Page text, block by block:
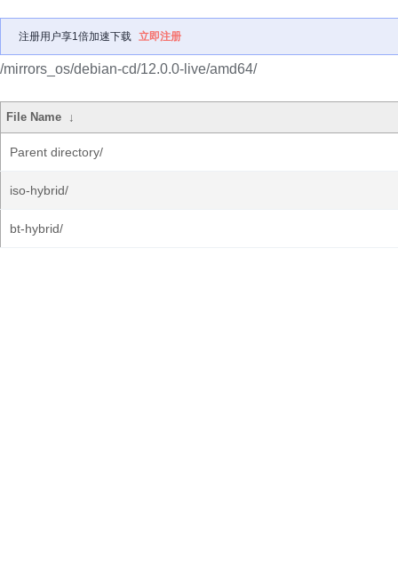
注册用户享1倍加速下载 立即注册
/mirrors_os/debian-cd/12.0.0-live/amd64/
File Name ↓
Parent directory/
iso-hybrid/
bt-hybrid/